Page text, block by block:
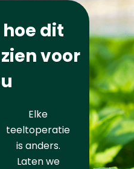
dit
voor
Elke
teeltoperatie
is anders.
Laten we